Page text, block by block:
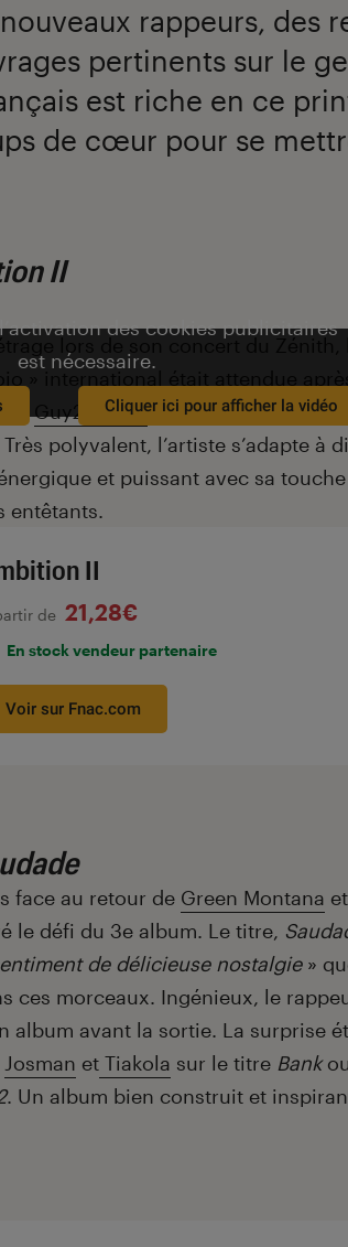
rappeurs, des
pertinents sur le
est riche en ce
de cœur pour se
II
des cookies publicitaires
est nécessaire.
Cliquer ici pour afficher la vidéo
lors de son concert du Zénith,
!Guy2Bezbarajoute donc 12
Très polyvalent, l’artiste s’adapte à
et puissant avec sa touche
entêtants.
II
de 21,28€
En stock vendeur partenaire
Voir sur Fnac.com
face au retour de Green Montana
le défi du 3e album. Le titre,
de délicieuse nostalgie»
ces morceaux. Ingénieux, le
album avant la sortie. La surprise
Josman et Tiakola sur le titre Bank
. Un album bien construit et